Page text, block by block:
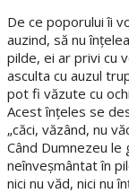
De ce poporului îi
auzind, să nu
pilde, ei ar privi cu
asculta cu auzul
pot fi văzute cu
Acest înţeles se
„căci, văzând, nu
Când Dumnezeu
neînveşmântat în
nici nu văd, nici nu